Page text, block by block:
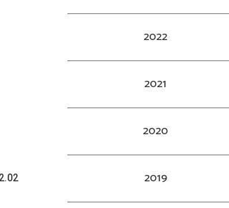
2022
2021
2020
2019